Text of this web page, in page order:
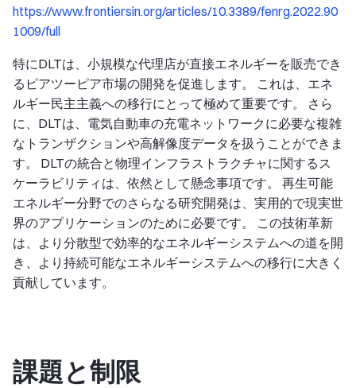
https://www.frontiersin.org/articles/10.3389/fenrg.2022.90
1009/full
特にDLTは、小規模な代理店が直接エネルギーを販売でき
るピアツーピア市場の開発を促進します。 これは、エネ
ルギー民主主義への移行にとって極めて重要です。 さら
に、DLTは、電気自動車の充電ネットワークに必要な複雑
なトランザクションや高解像度データを扱うことができま
す。 DLTの統合と物理インフラストラクチャに関するス
ケーラビリティは、依然として懸念事項です。 再生可能
エネルギー分野でのさらなる研究開発は、実用的で現実世
界のアプリケーションのために必要です。 この技術革新
は、より分散型で効率的なエネルギーシステムへの道を開
き、より持続可能なエネルギーシステムへの移行に大きく
貢献しています。
課題と制限